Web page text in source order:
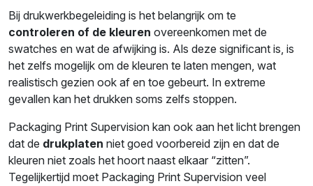
Bij drukwerkbegeleiding is het belangrijk om te
controleren of de kleuren overeenkomen met de
swatches en wat de afwijking is. Als deze significant is, is
het zelfs mogelijk om de kleuren te laten mengen, wat
realistisch gezien ook af en toe gebeurt. In extreme
gevallen kan het drukken soms zelfs stoppen.
Packaging Print Supervision kan ook aan het licht brengen
dat de drukplaten niet goed voorbereid zijn en dat de
kleuren niet zoals het hoort naast elkaar “zitten”.
Tegelijkertijd moet Packaging Print Supervision veel